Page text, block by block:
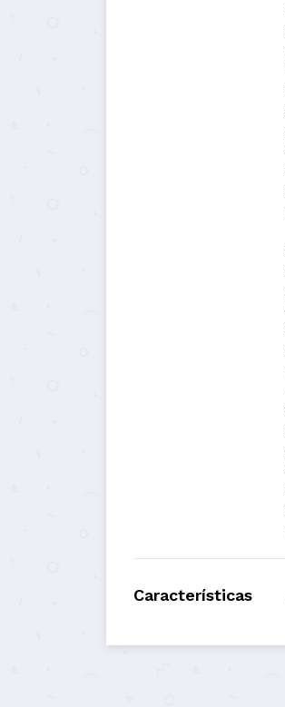
Características